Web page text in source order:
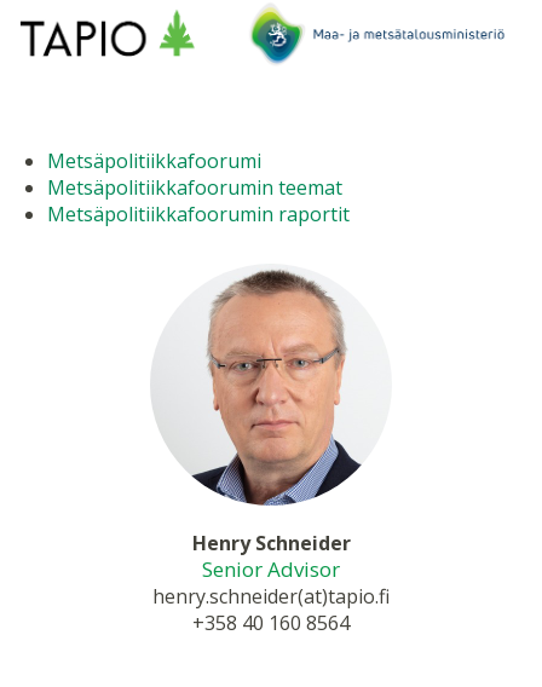
Metsäpolitiikkafoorumi
Metsäpolitiikkafoorumin teemat
Metsäpolitiikkafoorumin raportit
Henry Schneider
Senior Advisor
henry.schneider(at)tapio.fi
+358 40 160 8564